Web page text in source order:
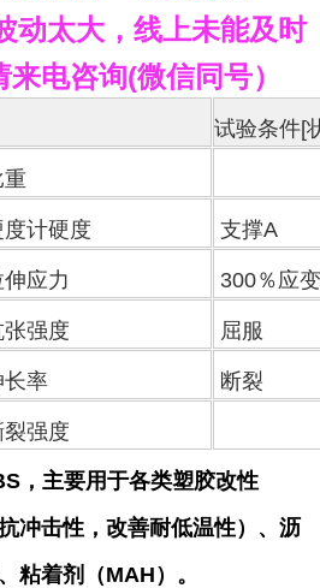
动太大，线上未能及时
来电咨询(微信同号）
试验条件[
重
度计硬度 支撑A
伸应力 300％应变
张强度 屈服
长率 断裂
裂强度
，主要用于各类塑胶改性
冲击性，改善耐低温性）、沥
粘着剂（MAH）。